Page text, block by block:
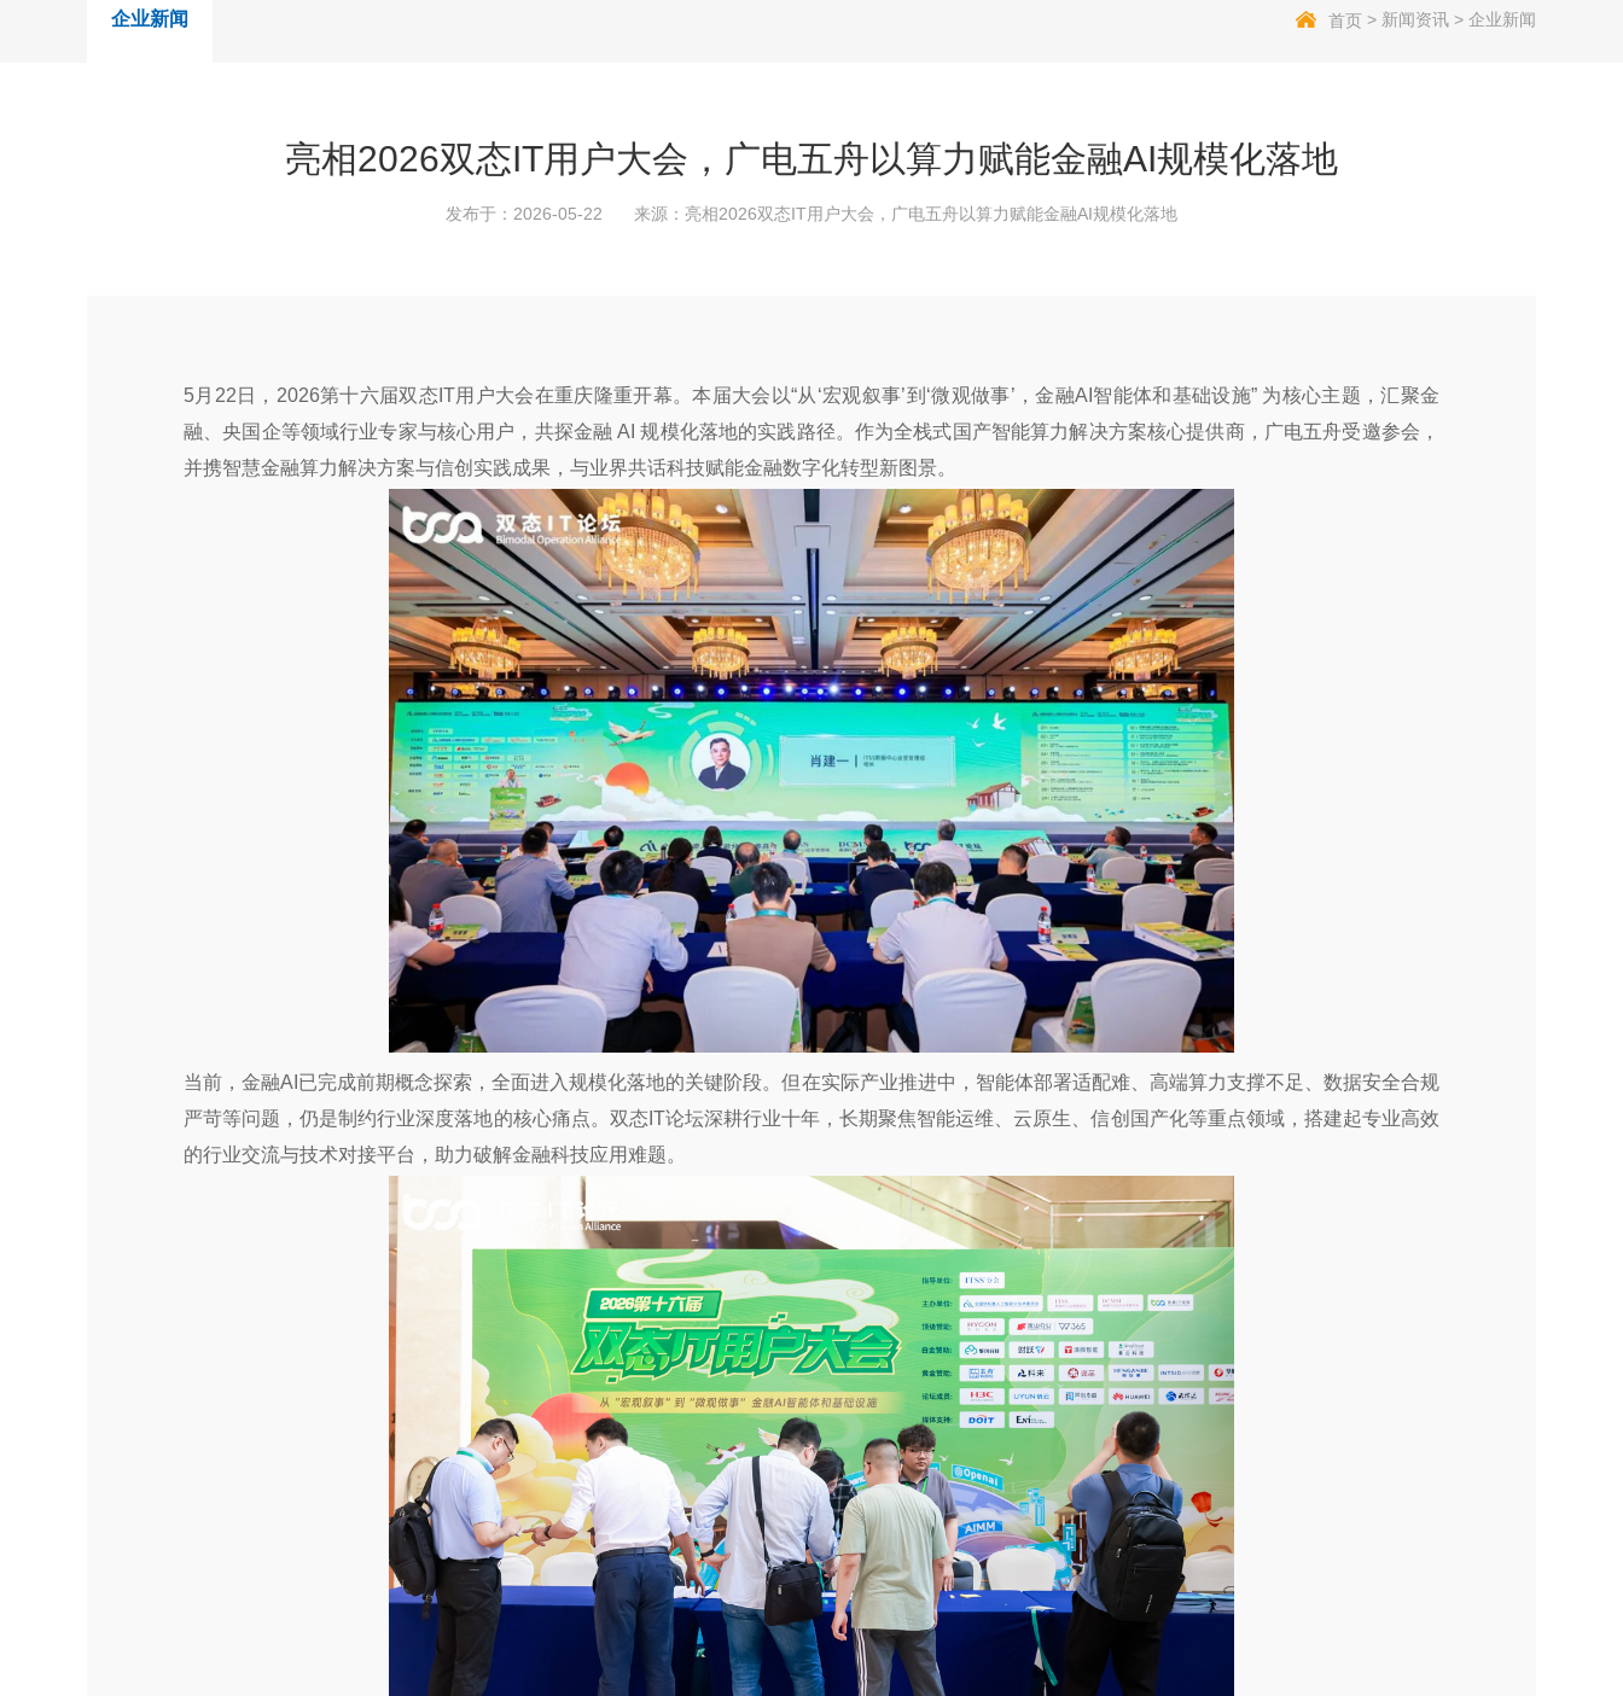
企业新闻 首页 > 新闻资讯 > 企业新闻
亮相2026双态IT用户大会，广电五舟以算力赋能金融AI规模化落地
发布于：2026-05-22 来源： 亮相2026双态IT用户大会，广电五舟以算力赋能金融AI规模化落地
5月22日，2026第十六届双态IT用户大会在重庆隆重开幕。本届大会以“从‘宏观叙事’到‘微观做事’，金融AI智能体和基础设施” 为核心主题，汇聚金
融、央国企等领域行业专家与核心用户，共探金融 AI 规模化落地的实践路径。作为全栈式国产智能算力解决方案核心提供商，广电五舟受邀参会，
并携智慧金融算力解决方案与信创实践成果，与业界共话科技赋能金融数字化转型新图景。
当前，金融AI已完成前期概念探索，全面进入规模化落地的关键阶段。但在实际产业推进中，智能体部署适配难、高端算力支撑不足、数据安全合规
严苛等问题，仍是制约行业深度落地的核心痛点。双态IT论坛深耕行业十年，长期聚焦智能运维、云原生、信创国产化等重点领域，搭建起专业高效
的行业交流与技术对接平台，助力破解金融科技应用难题。